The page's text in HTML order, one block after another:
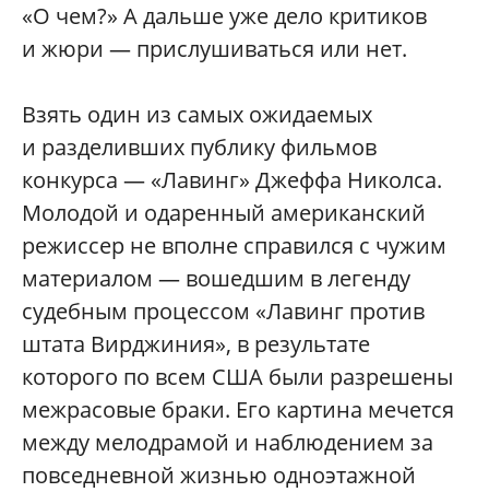
«О чем?» А дальше уже дело критиков
и жюри — прислушиваться или нет.
Взять один из самых ожидаемых
и разделивших публику фильмов
конкурса — «Лавинг» Джеффа Николса.
Молодой и одаренный американский
режиссер не вполне справился с чужим
материалом — вошедшим в легенду
судебным процессом «Лавинг против
штата Вирджиния», в результате
которого по всем США были разрешены
межрасовые браки. Его картина мечется
между мелодрамой и наблюдением за
повседневной жизнью одноэтажной